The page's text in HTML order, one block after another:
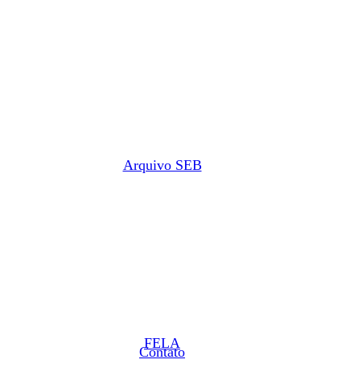
Arquivo SEB
FELA
Contato